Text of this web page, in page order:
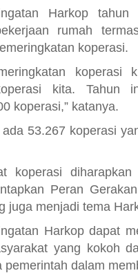
Harkop
rumah
koperasi.
koperasi
kita. Tahun
koperasi,” katanya.
53.267 koperasi
koperasiPeran
juga menjadi tema
Harkop dapat
yang kokoh
pemerintah dalam